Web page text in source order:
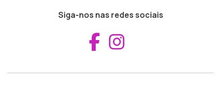
Siga-nos nas redes sociais
Aceder ao